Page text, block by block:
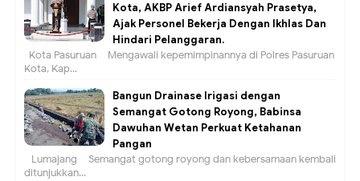
Kota, AKBP Arief Ardiansyah Prasetya,
Ajak Personel Bekerja Dengan Ikhlas Dan
Hindari Pelanggaran.
Kota Pasuruan – Mengawali kepemimpinannya di Polres Pasuruan
Kota, Kap...
Bangun Drainase Irigasi dengan
Semangat Gotong Royong, Babinsa
Dawuhan Wetan Perkuat Ketahanan
Pangan
Lumajang – Semangat gotong royong dan kebersamaan kembali
ditunjukkan...